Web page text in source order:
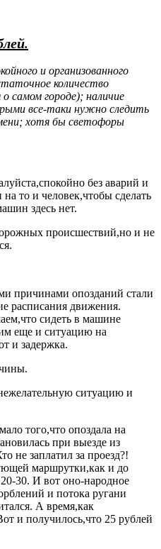
и организованного
количество
самом городе); наличие
все-таки нужно следить
хотя бы светофоры
без аварий и
то и человек,чтобы сделать
здесь нет.
происшествий,но и не
причинами опозданий стали
расписания движения.
сидеть в машине
еще и ситуацию на
и задержка.
ситуацию и
того,что опоздала на
при выезде из
не заплатил за проезд?!
маршрутки,как и до
30. И вот оно-народное
и потока ругани
А время,как
и получилось,что 25 рублей